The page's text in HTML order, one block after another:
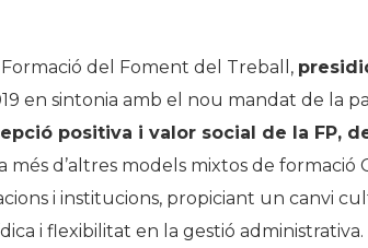
del Foment del Treball,
en sintonia amb el nou mandat de la
positiva i valor social de la FP,
més d’altres models mixtos de formació
i institucions, propiciant un canvi
i flexibilitat en la gestió